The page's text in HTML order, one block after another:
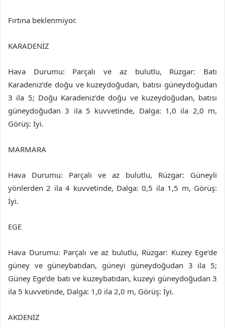
Fırtına beklenmiyor.
KARADENİZ
Hava Durumu: Parçalı ve az bulutlu, Rüzgar: Batı
Karadeniz’de doğu ve kuzeydoğudan, batısı güneydoğudan
3 ila 5; Doğu Karadeniz’de doğu ve kuzeydoğudan, batısı
güneydoğudan 3 ila 5 kuvvetinde, Dalga: 1,0 ila 2,0 m,
Görüş: İyi.
MARMARA
Hava Durumu: Parçalı ve az bulutlu, Rüzgar: Güneyli
yönlerden 2 ila 4 kuvvetinde, Dalga: 0,5 ila 1,5 m, Görüş:
İyi.
EGE
Hava Durumu: Parçalı ve az bulutlu, Rüzgar: Kuzey Ege’de
güney ve güneybatıdan, güneyi güneydoğudan 3 ila 5;
Güney Ege’de batı ve kuzeybatıdan, kuzeyi güneydoğudan 3
ila 5 kuvvetinde, Dalga: 1,0 ila 2,0 m, Görüş: İyi.
AKDENİZ